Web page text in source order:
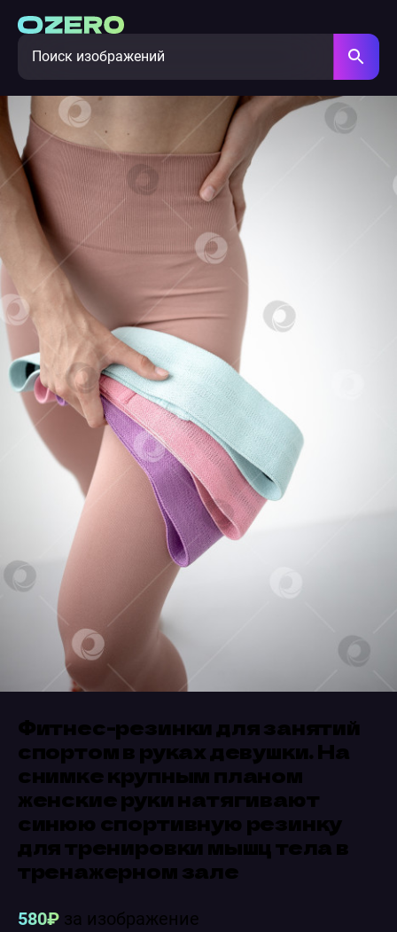
Фитнес-резинки для занятий
спортом в руках девушки. На
снимке крупным планом
женские руки натягивают
синюю спортивную резинку
для тренировки мышц тела в
тренажерном зале
580₽за изображение